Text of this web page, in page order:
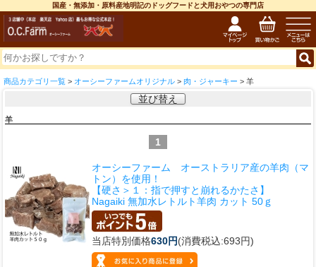
国産・無添加・原料産地明記のドッグフードと犬用おやつの専門店
商品カテゴリ一覧 > オーシーファームオリジナル > 肉・ジャーキー > 羊
並び替え
羊
1
オーシーファーム オーストラリア産の羊肉（マ
トン）を使用！
【硬さ＞１：指で押すと崩れるかたさ】
Nagaiki 無加水レトルト羊肉 カット 50ｇ
当店特別価格630円(消費税込:693円)